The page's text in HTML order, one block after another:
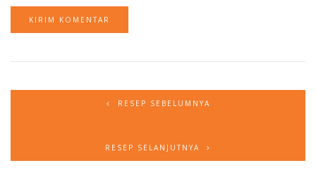
RESEP SEBELUMNYA
RESEP SELANJUTNYA